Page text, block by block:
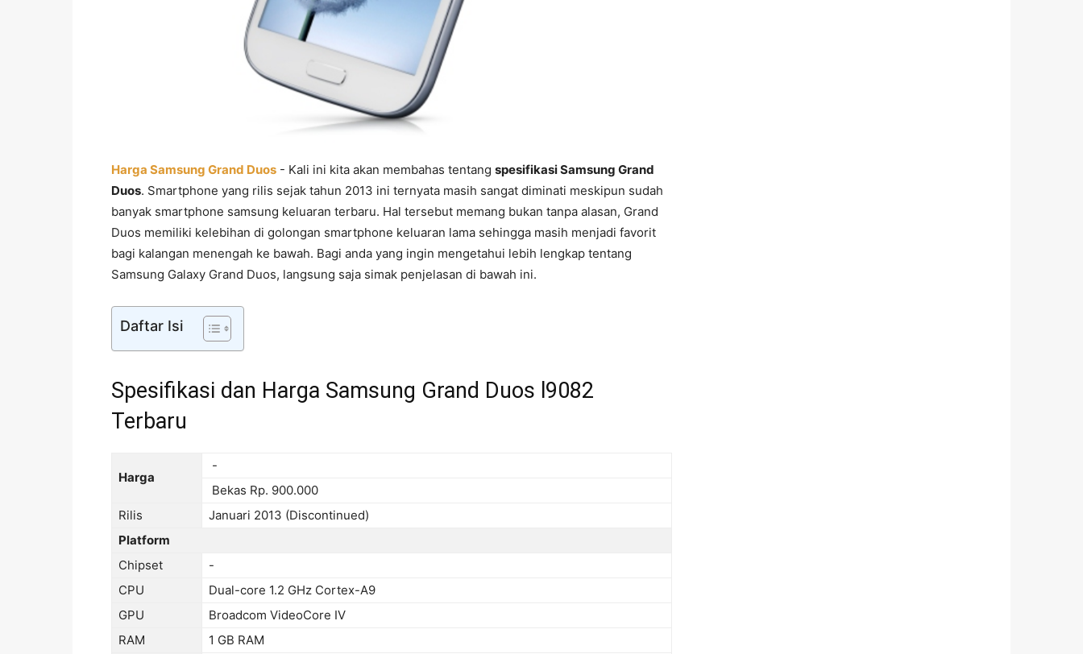
Harga Samsung Grand Duos - Kali ini kita akan membahas tentang spesifikasi Samsung Grand
Duos. Smartphone yang rilis sejak tahun 2013 ini ternyata masih sangat diminati meskipun sudah
banyak smartphone samsung keluaran terbaru. Hal tersebut memang bukan tanpa alasan, Grand
Duos memiliki kelebihan di golongan smartphone keluaran lama sehingga masih menjadi favorit
bagi kalangan menengah ke bawah. Bagi anda yang ingin mengetahui lebih lengkap tentang
Samsung Galaxy Grand Duos, langsung saja simak penjelasan di bawah ini.
Daftar Isi
Spesifikasi dan Harga Samsung Grand Duos l9082
Terbaru
Harga
-
Bekas Rp. 900.000
Rilis
Januari 2013 (Discontinued)
Platform
Chipset
-
CPU
Dual-core 1.2 GHz Cortex-A9
GPU
Broadcom VideoCore IV
RAM
1 GB RAM